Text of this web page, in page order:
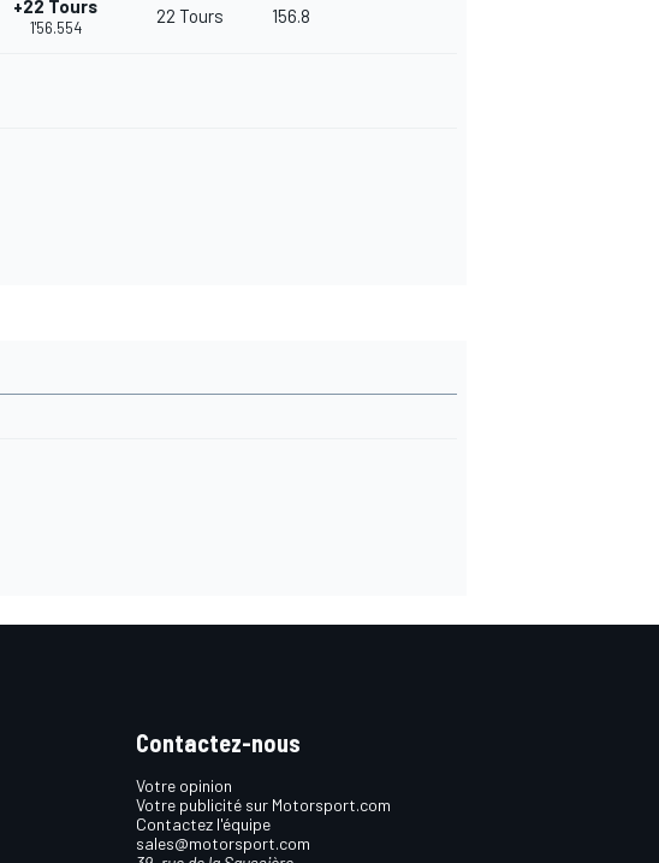
+22 Tours
1'56.554
22 Tours 156.8
Contactez-nous
Votre opinion
Votre publicité sur Motorsport.com
Contactez l'équipe
sales@motorsport.com